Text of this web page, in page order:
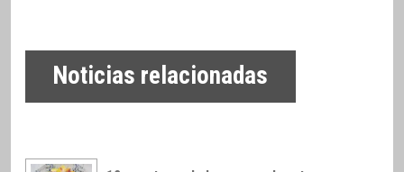
Noticias relacionadas